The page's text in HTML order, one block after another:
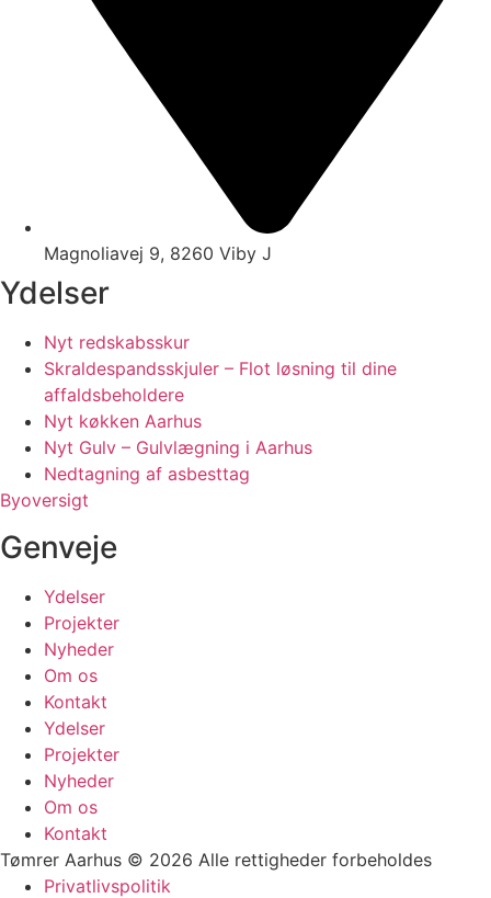
Magnoliavej 9, 8260 Viby J
Ydelser
Nyt redskabsskur
Skraldespandsskjuler – Flot løsning til dine
affaldsbeholdere
Nyt køkken Aarhus
Nyt Gulv – Gulvlægning i Aarhus
Nedtagning af asbesttag
Byoversigt
Genveje
Ydelser
Projekter
Nyheder
Om os
Kontakt
Ydelser
Projekter
Nyheder
Om os
Kontakt
Tømrer Aarhus © 2026 Alle rettigheder forbeholdes
Privatlivspolitik